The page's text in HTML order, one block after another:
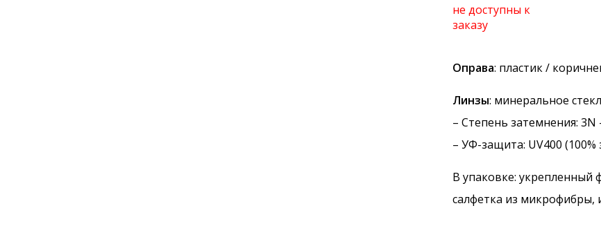
не доступны к
заказу
Оправа: пластик /
Линзы: минеральное
– Степень затемнения: 3N
– УФ-защита: UV400
В упаковке: укрепленный
салфетка из микрофибры,